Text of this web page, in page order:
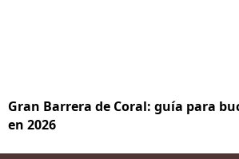
Gran Barrera de Coral: guía para
en 2026